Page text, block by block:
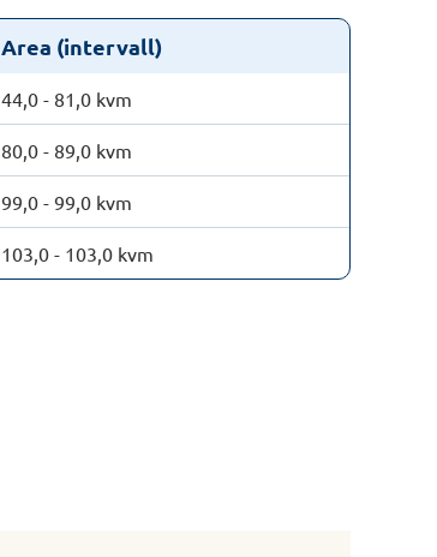
Area (intervall)
44,0 - 81,0 kvm
80,0 - 89,0 kvm
99,0 - 99,0 kvm
103,0 - 103,0 kvm